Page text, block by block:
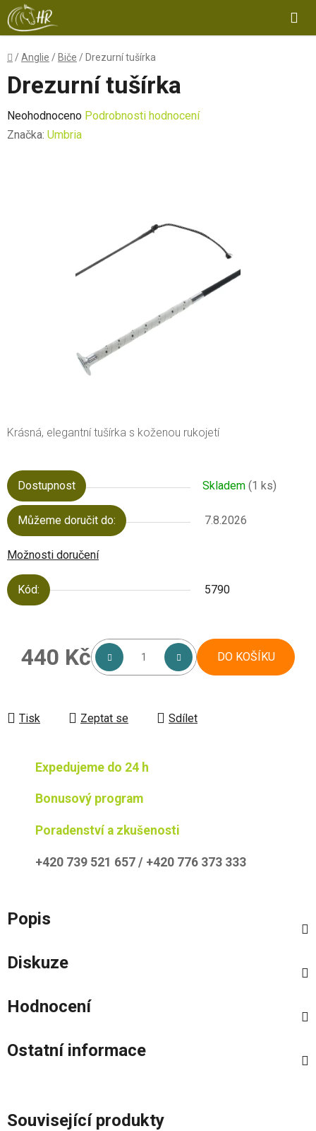
Přejít
na
obsah
Domů
/Anglie / Biče / Drezurní tušírka
Krásná, elegantní tušírka s koženou rukojetí
Dostupnost Skladem (1 ks)
Můžeme doručit do: 7.8.2026
Možnosti doručení
Kód: 5790
440 Kč DO KOŠÍKU
Tisk Zeptat se Sdílet
Drezurní tušírka
Průměrné
hodnocení
Neohodnoceno Podrobnosti hodnocení
Značka: Umbria
Expedujeme do 24 h
Bonusový program
Poradenství a zkušenosti
+420 739 521 657 / +420 776 373 333
Popis
Diskuze
Hodnocení
Ostatní informace
Související produkty